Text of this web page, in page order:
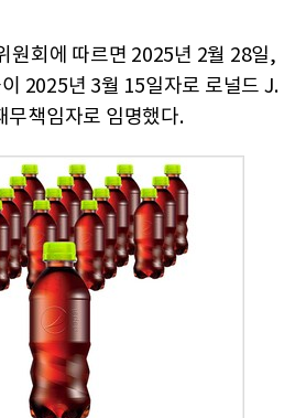
원회에 따르면 2025년 2월 28일,
2025년 3월 15일자로 로널드 J.
무책임자로 임명했다.